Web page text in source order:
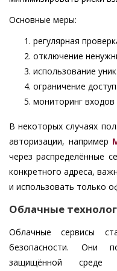
Основные меры:
регулярная
отключение
использование
ограничение
мониторинг входов
В некоторых случаях
авторизации, например
через распределённые
конкретного адреса,
и использовать только
Облачные
Облачные сервисы
безопасности. Они
защищённой среде